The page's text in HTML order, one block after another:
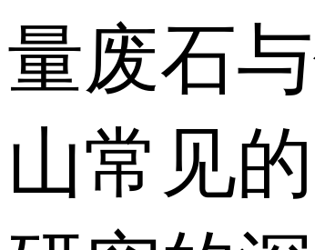
量废石
山常见